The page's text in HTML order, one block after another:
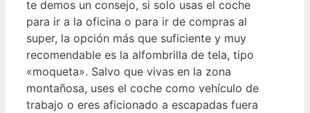
te demos un consejo, si solo usas el coche
para ir a la oficina o para ir de compras al
super, la opción más que suficiente y muy
recomendable es la alfombrilla de tela, tipo
«moqueta». Salvo que vivas en la zona
montañosa, uses el coche como vehículo de
trabajo o eres aficionado a escapadas fuera